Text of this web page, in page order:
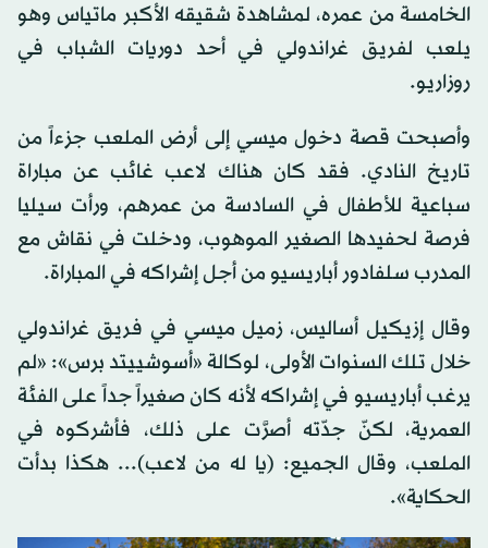
الخامسة من عمره، لمشاهدة شقيقه الأكبر ماتياس وهو
يلعب لفريق غراندولي في أحد دوريات الشباب في
روزاريو.
وأصبحت قصة دخول ميسي إلى أرض الملعب جزءاً من
تاريخ النادي. فقد كان هناك لاعب غائب عن مباراة
سباعية للأطفال في السادسة من عمرهم، ورأت سيليا
فرصة لحفيدها الصغير الموهوب، ودخلت في نقاش مع
المدرب سلفادور أباريسيو من أجل إشراكه في المباراة.
وقال إزيكيل أساليس، زميل ميسي في فريق غراندولي
خلال تلك السنوات الأولى، لوكالة «أسوشييتد برس»: «لم
يرغب أباريسيو في إشراكه لأنه كان صغيراً جداً على الفئة
العمرية، لكنّ جدّته أصرَّت على ذلك، فأشركوه في
الملعب، وقال الجميع: (يا له من لاعب)... هكذا بدأت
الحكاية».